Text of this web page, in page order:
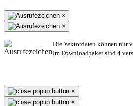
×
×
Die Vektordaten können nur
Im Downloadpaket sind 4
×
×